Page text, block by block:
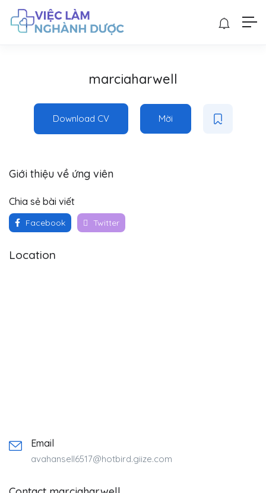
marciaharwell
Download CV Mời
Giới thiệu về ứng viên
Chia sẻ bài viết
Facebook Twitter
Location
Email
avahansell6517@hotbird.giize.com